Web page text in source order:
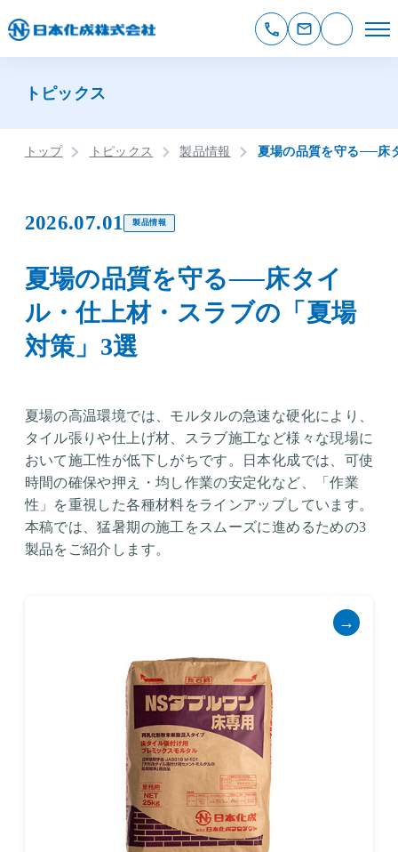
トピックス
トップ トピックス 製品情報 夏場の品質を守る──床
2026.07.01 製品情報
夏場の品質を守る──床タイ
ル・仕上材・スラブの「夏場
対策」3選
夏場の高温環境では、モルタルの急速な硬化により、
タイル張りや仕上げ材、スラブ施工など様々な現場に
おいて施工性が低下しがちです。日本化成では、可使
時間の確保や押え・均し作業の安定化など、「作業
性」を重視した各種材料をラインアップしています。
本稿では、猛暑期の施工をスムーズに進めるための3
製品をご紹介します。
→